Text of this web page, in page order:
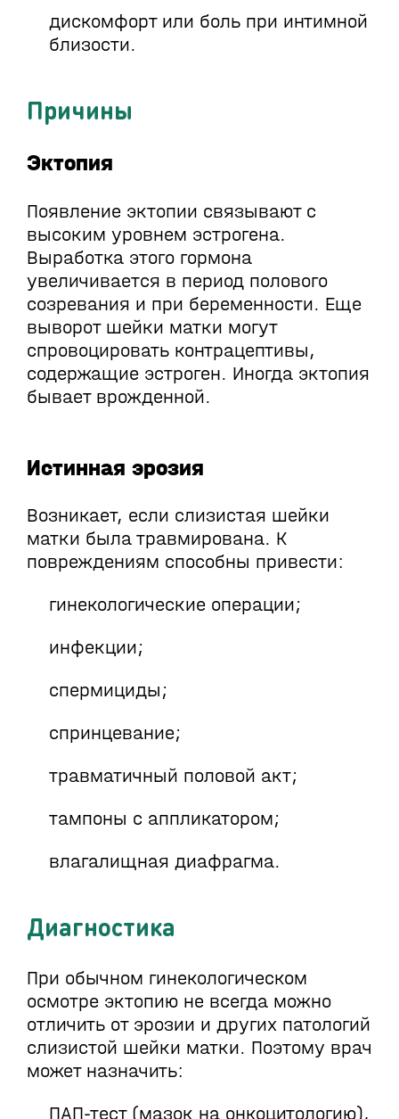
дискомфорт или боль при интимной
близости.
Причины
Эктопия
Появление эктопии связывают с
высоким уровнем эстрогена.
Выработка этого гормона
увеличивается в период полового
созревания и при беременности. Еще
выворот шейки матки могут
спровоцировать контрацептивы,
содержащие эстроген. Иногда эктопия
бывает врожденной.
Истинная эрозия
Возникает, если слизистая шейки
матки была травмирована. К
повреждениям способны привести:
гинекологические операции;
инфекции;
спермициды;
спринцевание;
травматичный половой акт;
тампоны с аппликатором;
влагалищная диафрагма.
Диагностика
При обычном гинекологическом
осмотре эктопию не всегда можно
отличить от эрозии и других патологий
слизистой шейки матки. Поэтому врач
может назначить:
ПАП-тест (мазок на онкоцитологию),